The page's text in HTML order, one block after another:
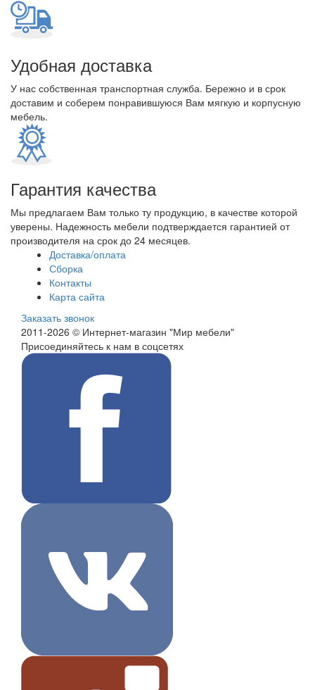
Удобная доставка
У нас собственная транспортная служба. Бережно и в срок
доставим и соберем понравившуюся Вам мягкую и корпусную
мебель.
Гарантия качества
Мы предлагаем Вам только ту продукцию, в качестве которой
уверены. Надежность мебели подтверждается гарантией от
производителя на срок до 24 месяцев.
Доставка/оплата
Сборка
Контакты
Карта сайта
Заказать звонок
2011-2026 © Интернет-магазин "Мир мебели"
Присоединяйтесь к нам в соцсетях